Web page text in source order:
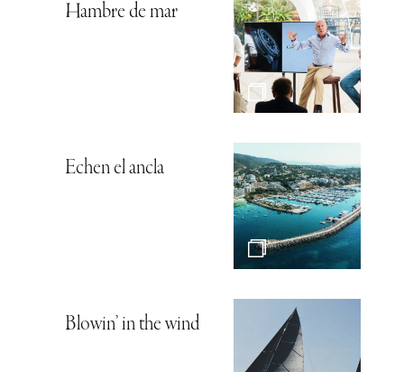
Hambre de mar
Echen el ancla
Blowin’ in the wind